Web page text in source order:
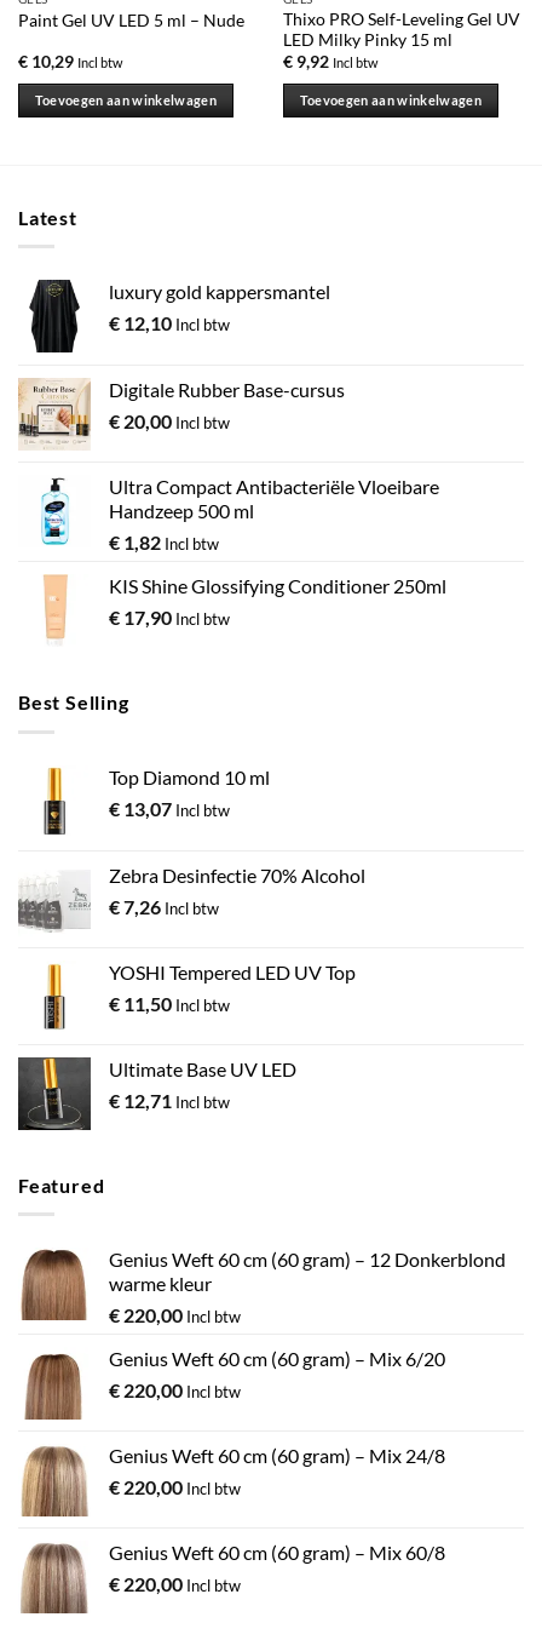
Paint Gel UV LED 5 ml – Nude
€10,29 Incl btw
Toevoegen aan winkelwagen
Thixo PRO Self-Leveling Gel UV
LED Milky Pinky 15 ml
€9,92 Incl btw
Toevoegen aan winkelwagen
Latest
luxury gold kappersmantel
€ 12,10 Incl btw
Digitale Rubber Base-cursus
€ 20,00 Incl btw
Ultra Compact Antibacteriële Vloeibare
Handzeep 500 ml
€ 1,82 Incl btw
KIS Shine Glossifying Conditioner 250ml
€ 17,90 Incl btw
Best Selling
Top Diamond 10 ml
€ 13,07 Incl btw
Zebra Desinfectie 70% Alcohol
€7,26 Incl btw
YOSHI Tempered LED UV Top
€ 11,50 Incl btw
Ultimate Base UV LED
€ 12,71 Incl btw
Featured
Genius Weft 60 cm (60 gram) – 12 Donkerblond
warme kleur
€ 220,00 Incl btw
Genius Weft 60 cm (60 gram) – Mix 6/20
€ 220,00 Incl btw
Genius Weft 60 cm (60 gram) – Mix 24/8
€ 220,00 Incl btw
Genius Weft 60 cm (60 gram) – Mix 60/8
€ 220,00 Incl btw